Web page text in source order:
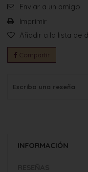
Enviar a un amigo
Imprimir
Añadir a la lista de
Compartir
Escriba una reseña
INFORMACIÓN